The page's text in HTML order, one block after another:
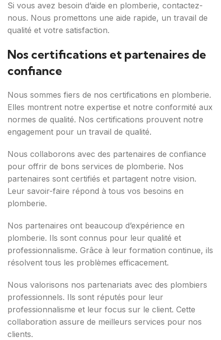
Si vous avez besoin d’aide en plomberie, contactez-
nous. Nous promettons une aide rapide, un travail de
qualité et votre satisfaction.
Nos certifications et partenaires de
confiance
Nous sommes fiers de nos certifications en plomberie.
Elles montrent notre expertise et notre conformité aux
normes de qualité. Nos certifications prouvent notre
engagement pour un travail de qualité.
Nous collaborons avec des partenaires de confiance
pour offrir de bons services de plomberie. Nos
partenaires sont certifiés et partagent notre vision.
Leur savoir-faire répond à tous vos besoins en
plomberie.
Nos partenaires ont beaucoup d’expérience en
plomberie. Ils sont connus pour leur qualité et
professionnalisme. Grâce à leur formation continue, ils
résolvent tous les problèmes efficacement.
Nous valorisons nos partenariats avec des plombiers
professionnels. Ils sont réputés pour leur
professionnalisme et leur focus sur le client. Cette
collaboration assure de meilleurs services pour nos
clients.